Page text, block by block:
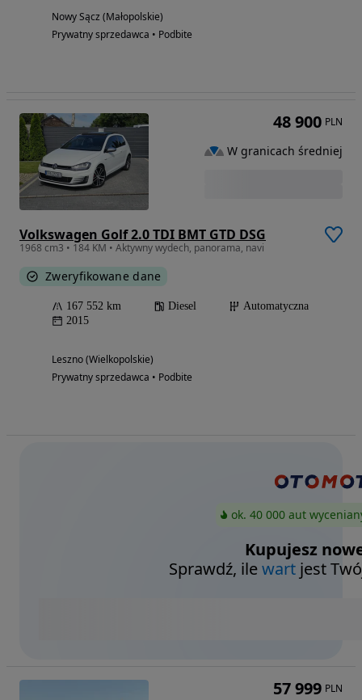
Nowy Sącz (Małopolskie)
Prywatny sprzedawca • Podbite
Volkswagen Golf 2.0 TDI BMT GTD DSG
1968 cm3 • 184 KM • Aktywny wydech, panorama, navi
Zweryfikowane dane
167 552 km Diesel
Automatyczna
2015
Leszno (Wielkopolskie)
Prywatny sprzedawca • Podbite
48 900 PLN
W granicach średniej
ok. 40 000 aut
Kupujesz
Sprawdź, ilewart jest
57 999 PLN